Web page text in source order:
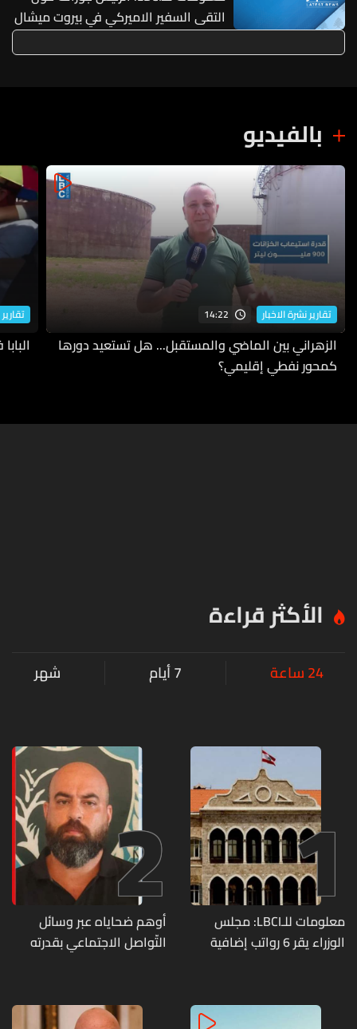
التقى السفير الاميركي في بيروت ميشال
عيسى صباح اليوم
بالفيديو
تقارير نشرة الاخبار 14:22
الزهراني بين الماضي والمستقبل... هل تستعيد دورها
كمحور نفطي إقليمي؟
الأكثر قراءة
24 ساعة 7 أيام شهر
1
معلومات للـLBCI: مجلس
الوزراء يقر 6 رواتب إضافية
منذ آذار
2
أوهم ضحاياه عبر وسائل
التّواصل الاجتماعي بقدرته
وقع ضحيّة أعماله؟